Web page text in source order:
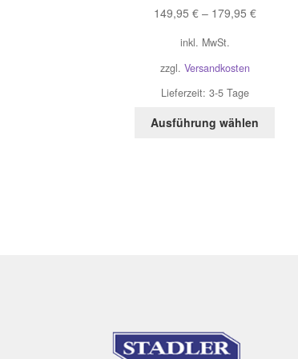
149,95 €– 179,95 €
inkl. MwSt.
zzgl. Versandkosten
Lieferzeit: 3-5 Tage
Ausführung wählen